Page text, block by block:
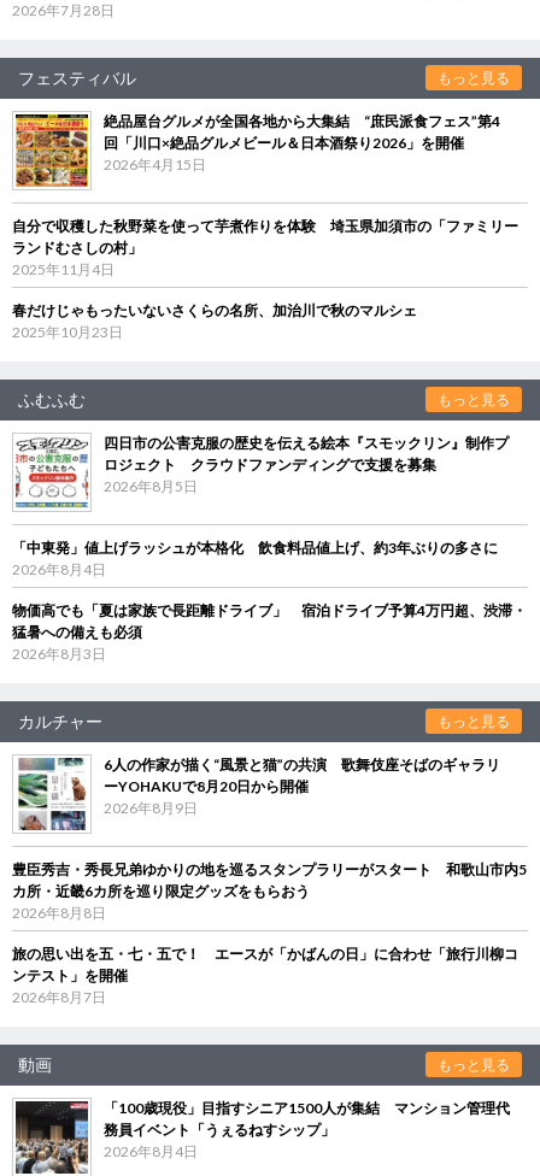
2026年7月28日
フェスティバル もっと見る
絶品屋台グルメが全国各地から大集結 “庶民派食フェス”第4
回「川口×絶品グルメビール＆日本酒祭り2026」を開催
2026年4月15日
自分で収穫した秋野菜を使って芋煮作りを体験 埼玉県加須市の「ファミリー
ランドむさしの村」
2025年11月4日
春だけじゃもったいないさくらの名所、加治川で秋のマルシェ
2025年10月23日
ふむふむ もっと見る
四日市の公害克服の歴史を伝える絵本『スモックリン』制作プ
ロジェクト クラウドファンディングで支援を募集
2026年8月5日
「中東発」値上げラッシュが本格化 飲食料品値上げ、約3年ぶりの多さに
2026年8月4日
物価高でも「夏は家族で長距離ドライブ」 宿泊ドライブ予算4万円超、渋滞・
猛暑への備えも必須
2026年8月3日
カルチャー もっと見る
6人の作家が描く“風景と猫”の共演 歌舞伎座そばのギャラリ
ーYOHAKUで8月20日から開催
2026年8月9日
豊臣秀吉・秀長兄弟ゆかりの地を巡るスタンプラリーがスタート 和歌山市内5
カ所・近畿6カ所を巡り限定グッズをもらおう
2026年8月8日
旅の思い出を五・七・五で！ エースが「かばんの日」に合わせ「旅行川柳コ
ンテスト」を開催
2026年8月7日
動画 もっと見る
「100歳現役」目指すシニア1500人が集結 マンション管理代
務員イベント「うぇるねすシップ」
2026年8月4日